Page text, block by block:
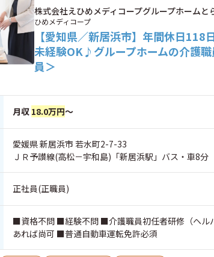
株式会社えひめメディコープグループホームと
ひめメディコープ
【愛知県／新居浜市】年間休日118
未経験OK♪グループホームの介護
員＞
月収 18.0万円～
愛媛県 新居浜市 若水町2-7-33
ＪＲ予讃線(高松－宇和島)「新居浜駅」バス・車8分
正社員(正職員)
■資格不問 ■経験不問 ■介護職員初任者研修（ヘル
あれば尚可 ■普通自動車運転免許必須